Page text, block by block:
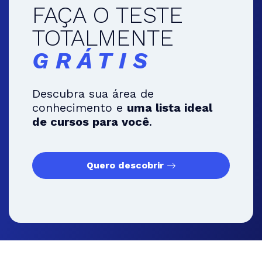
FAÇA O TESTE
TOTALMENTE
GRÁTIS
Descubra sua área de
conhecimento e uma lista ideal
de cursos para você.
Quero descobrir